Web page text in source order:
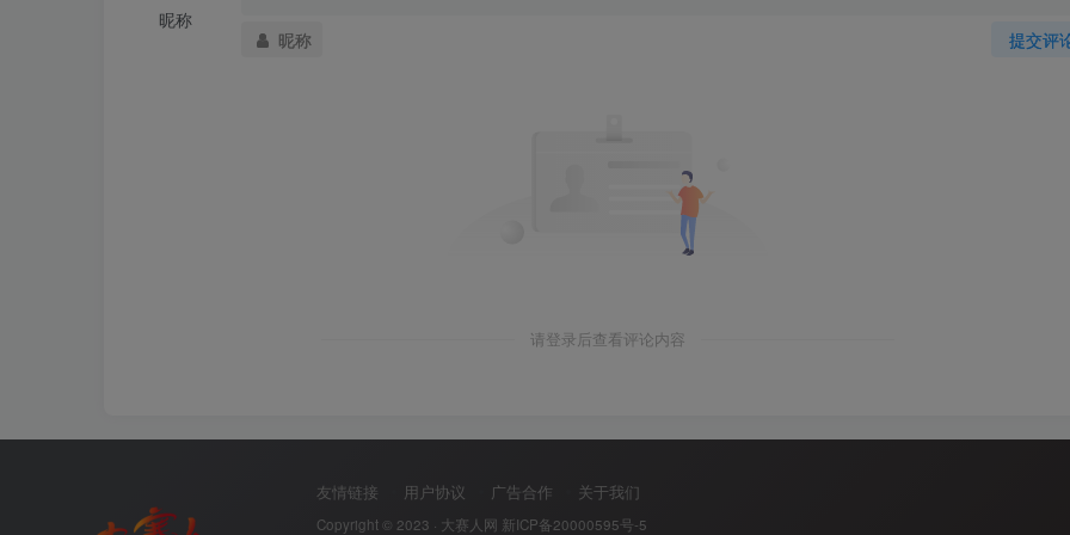
昵称
提交评
昵称
请登录后查看评论内容
友情链接 用户协议 广告合作 关于我们
Copyright © 2023 · 大赛人网 新ICP备20000595号-5